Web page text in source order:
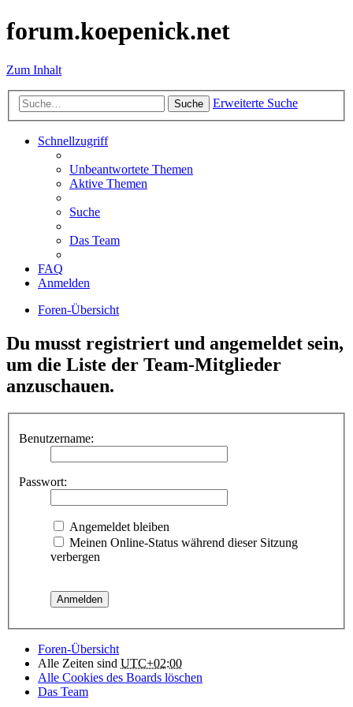
forum.koepenick.net
Zum Inhalt
Suche Erweiterte Suche
Schnellzugriff
Unbeantwortete Themen
Aktive Themen
Suche
Das Team
FAQ
Anmelden
Foren-Übersicht
Du musst registriert und angemeldet sein,
um die Liste der Team-Mitglieder
anzuschauen.
Benutzername:
Passwort:
Angemeldet bleiben
Meinen Online-Status während dieser Sitzung
verbergen
Foren-Übersicht
Alle Zeiten sind UTC+02:00
Alle Cookies des Boards löschen
Das Team